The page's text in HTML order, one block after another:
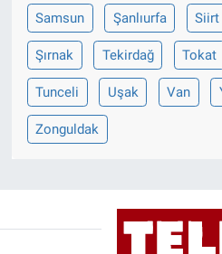
Samsun Şanlıurfa Siirt
Şırnak Tekirdağ Tokat
Tunceli Uşak Van
Zonguldak
Programlar
Sağlık
Spor
Türkiye'nin Gündemi